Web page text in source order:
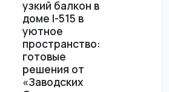
узкий балкон в
доме I-515 в
уютное
пространство:
готовые
решения от
«Заводских